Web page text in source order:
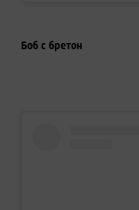
Боб с бретон